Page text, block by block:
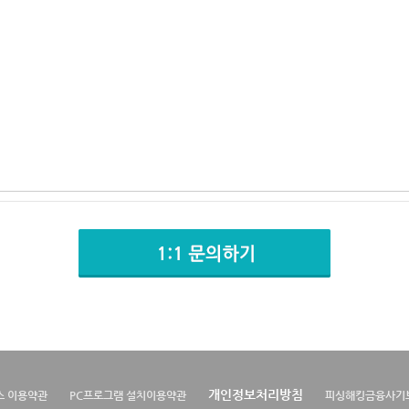
이용약관 PC프로그램 설치이용약관 개인정보처리방침 피싱해킹금융사기